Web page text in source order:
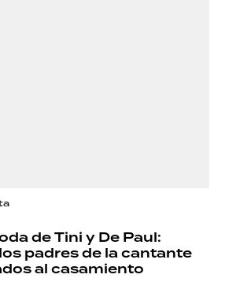
de Tini y De Paul:
padres de la cantante
al casamiento